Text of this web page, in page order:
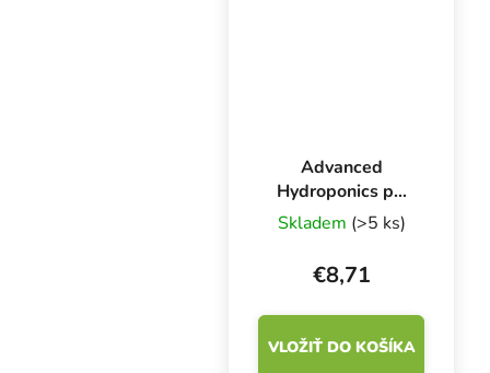
Advanced
Hydroponics pH
plus 500 ml, 30%
hydroxid draselný
Skladem (>5 ks)
€8,71
VLOŽIŤ DO KOŠÍKA